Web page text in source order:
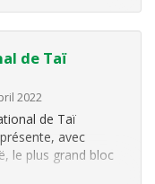
de Taï
2022
de Taï
avec
le plus grand bloc
de toute la zone